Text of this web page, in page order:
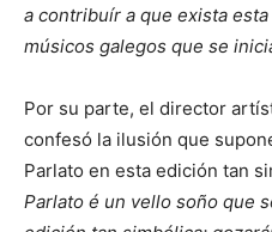
a contribuír a que exista
músicos galegos que se
Por su parte, el director
confesó la ilusión que
Parlato en esta edición tan
Parlato é un vello soño que